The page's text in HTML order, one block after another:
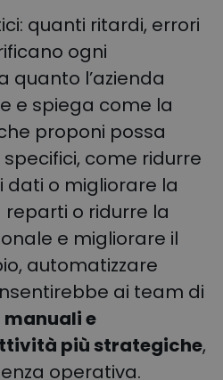
quanti ritardi, errori
ogni
quanto l’azienda
e spiega come la
proponi possa
come ridurre
dati o migliorare la
o ridurre la
e migliorare il
automatizzare
ai team di
e
più strategiche,
operativa.